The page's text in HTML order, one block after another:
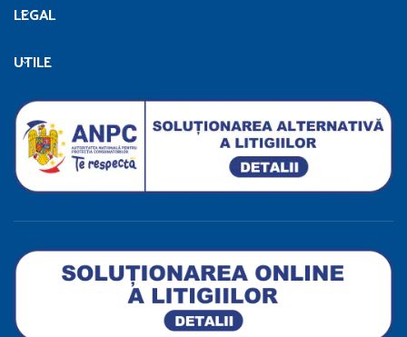
LEGAL
UTILE